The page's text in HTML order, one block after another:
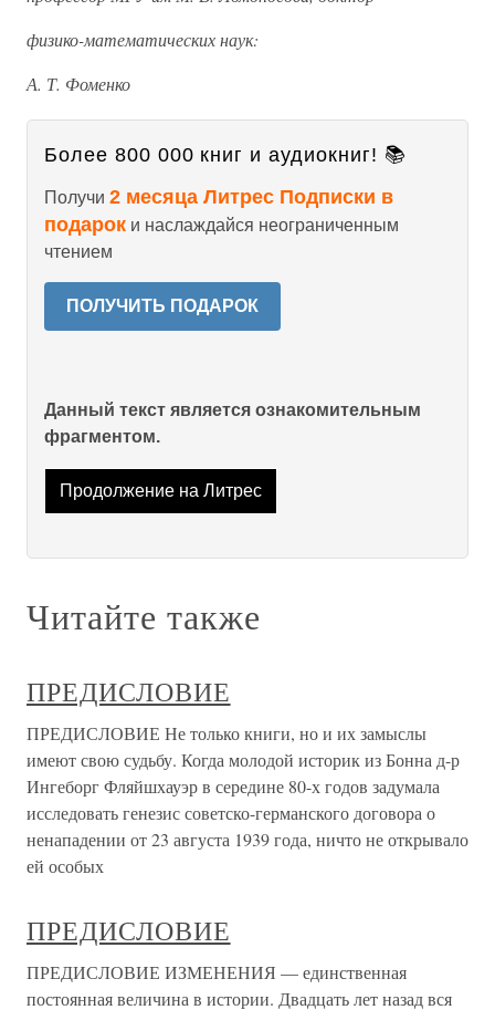
физико-математических наук:
А. Т. Фоменко
Более 800 000 книг и аудиокниг! 📚
Получи 2 месяца Литрес Подписки в
подарок и наслаждайся неограниченным
чтением
ПОЛУЧИТЬ ПОДАРОК
Данный текст является ознакомительным
фрагментом.
Продолжение на Литрес
Читайте также
ПРЕДИСЛОВИЕ
ПРЕДИСЛОВИЕ Не только книги, но и их замыслы
имеют свою судьбу. Когда моло­дой историк из Бонна д-р
Ингеборг Фляйшхауэр в середине 80-х годов задумала
исследовать генезис советско-германского договора о
ненапа­дении от 23 августа 1939 года, ничто не открывало
ей особых
ПРЕДИСЛОВИЕ
ПРЕДИСЛОВИЕ ИЗМЕНЕНИЯ — единственная
постоянная величина в истории. Двадцать лет назад вся